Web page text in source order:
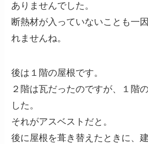
ありませんでした。
断熱材が入っていないことも一
れませんね。
後は１階の屋根です。
２階は瓦だったのですが、１階
した。
それがアスベストだと。
後に屋根を葺き替えたときに、